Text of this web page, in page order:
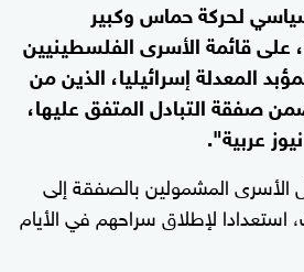
لحركة حماس وكبير
على قائمة الأسرى الفلسطينيين
المعدلة إسرائيليا، الذين من
صفقة التبادل المتفق عليها،
عربية".
الأسرى المشمولين بالصفقة إلى
لإطلاق سراحهم في الأيام